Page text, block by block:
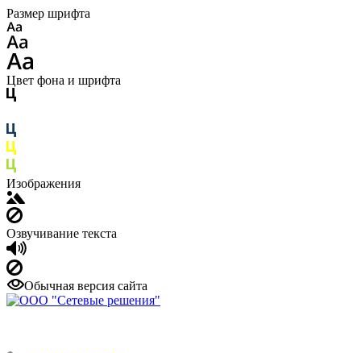
Размер шрифта
Цвет фона и шрифта
Изображения
Озвучивание текста
Обычная версия сайта